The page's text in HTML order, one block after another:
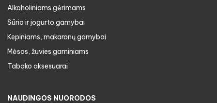
Alkoholiniams gėrimams
Sūrio ir jogurto gamybai
Kepiniams, makaronų gamybai
Mėsos, žuvies gaminiams
Tabako aksesuarai
NAUDINGOS NUORODOS